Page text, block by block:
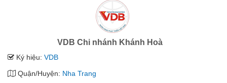
VDB Chi nhánh Khánh Hoà
Ký hiệu: VDB
Quận/Huyện: Nha Trang